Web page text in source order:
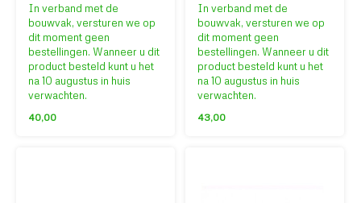
telescoopsteel. Door handige
anti-slip handvatten is het
comfortabel in gebruik.
In verband met de
bouwvak, versturen we op
dit moment geen
bestellingen. Wanneer u dit
product besteld kunt u het
na 10 augustus in huis
verwachten.
40,00
hulpmiddelen. Deze
telescoopsteel is gemaakt van
hoogwaardig aluminium. De
handgreep ligt comfortabel in
de hand en door het anti-
slipmateriaal biedt het goede
In verband met de
bouwvak, versturen we op
dit moment geen
bestellingen. Wanneer u dit
product besteld kunt u het
na 10 augustus in huis
verwachten.
43,00